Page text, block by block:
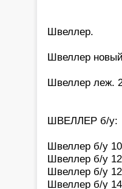
Швеллер.
Швеллер
Швеллер леж.
ШВЕЛЛЕР б/у:
Швеллер б/у
Швеллер б/у
Швеллер б/у
Швеллер б/у